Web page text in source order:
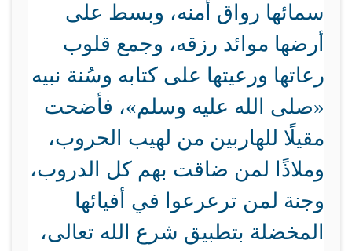
سمائها رواق أمنه، وبسط على
أرضها موائد رزقه، وجمع قلوب
رعاتها ورعيتها على كتابه وسُنة نبيه
«صلى الله عليه وسلم»، فأضحت
مقيلًا للهاربين من لهيب الحروب،
وملاذًا لمن ضاقت بهم كل الدروب،
وجنة لمن ترعرعوا في أفيائها
المخضلة بتطبيق شرع الله تعالى،